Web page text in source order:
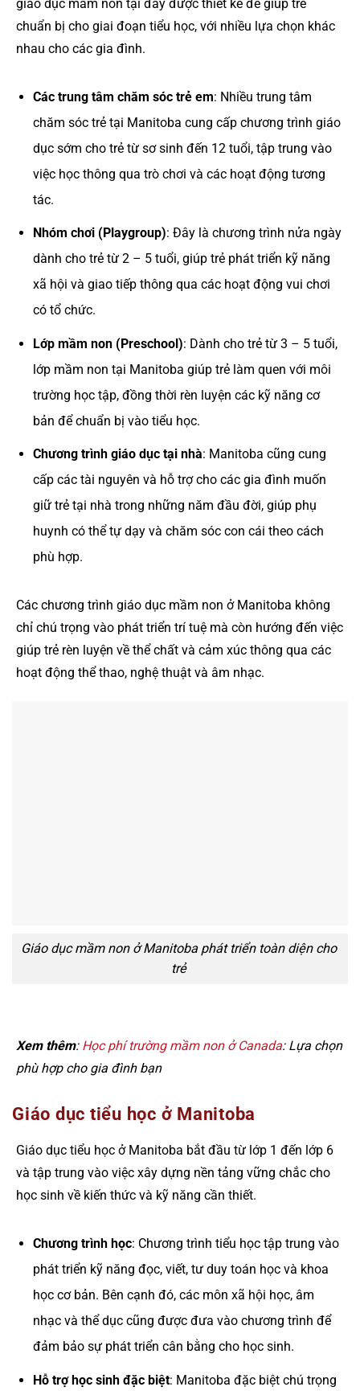
giáo dục mầm non tại đây được thiết kế để giúp trẻ
chuẩn bị cho giai đoạn tiểu học, với nhiều lựa chọn khác
nhau cho các gia đình.
Các trung tâm chăm sóc trẻ em: Nhiều trung tâm
chăm sóc trẻ tại Manitoba cung cấp chương trình giáo
dục sớm cho trẻ từ sơ sinh đến 12 tuổi, tập trung vào
việc học thông qua trò chơi và các hoạt động tương
tác.
Nhóm chơi (Playgroup): Đây là chương trình nửa ngày
dành cho trẻ từ 2 – 5 tuổi, giúp trẻ phát triển kỹ năng
xã hội và giao tiếp thông qua các hoạt động vui chơi
có tổ chức.
Lớp mầm non (Preschool): Dành cho trẻ từ 3 – 5 tuổi,
lớp mầm non tại Manitoba giúp trẻ làm quen với môi
trường học tập, đồng thời rèn luyện các kỹ năng cơ
bản để chuẩn bị vào tiểu học.
Chương trình giáo dục tại nhà: Manitoba cũng cung
cấp các tài nguyên và hỗ trợ cho các gia đình muốn
giữ trẻ tại nhà trong những năm đầu đời, giúp phụ
huynh có thể tự dạy và chăm sóc con cái theo cách
phù hợp.
Các chương trình giáo dục mầm non ở Manitoba không
chỉ chú trọng vào phát triển trí tuệ mà còn hướng đến việc
giúp trẻ rèn luyện về thể chất và cảm xúc thông qua các
hoạt động thể thao, nghệ thuật và âm nhạc.
Giáo dục mầm non ở Manitoba phát triển toàn diện cho
trẻ
Xem thêm: Học phí trường mầm non ở Canada: Lựa chọn
phù hợp cho gia đình bạn
Giáo dục tiểu học ở Manitoba
Giáo dục tiểu học ở Manitoba bắt đầu từ lớp 1 đến lớp 6
và tập trung vào việc xây dựng nền tảng vững chắc cho
học sinh về kiến thức và kỹ năng cần thiết.
Chương trình học: Chương trình tiểu học tập trung vào
phát triển kỹ năng đọc, viết, tư duy toán học và khoa
học cơ bản. Bên cạnh đó, các môn xã hội học, âm
nhạc và thể dục cũng được đưa vào chương trình để
đảm bảo sự phát triển cân bằng cho học sinh.
Hỗ trợ học sinh đặc biệt: Manitoba đặc biệt chú trọng